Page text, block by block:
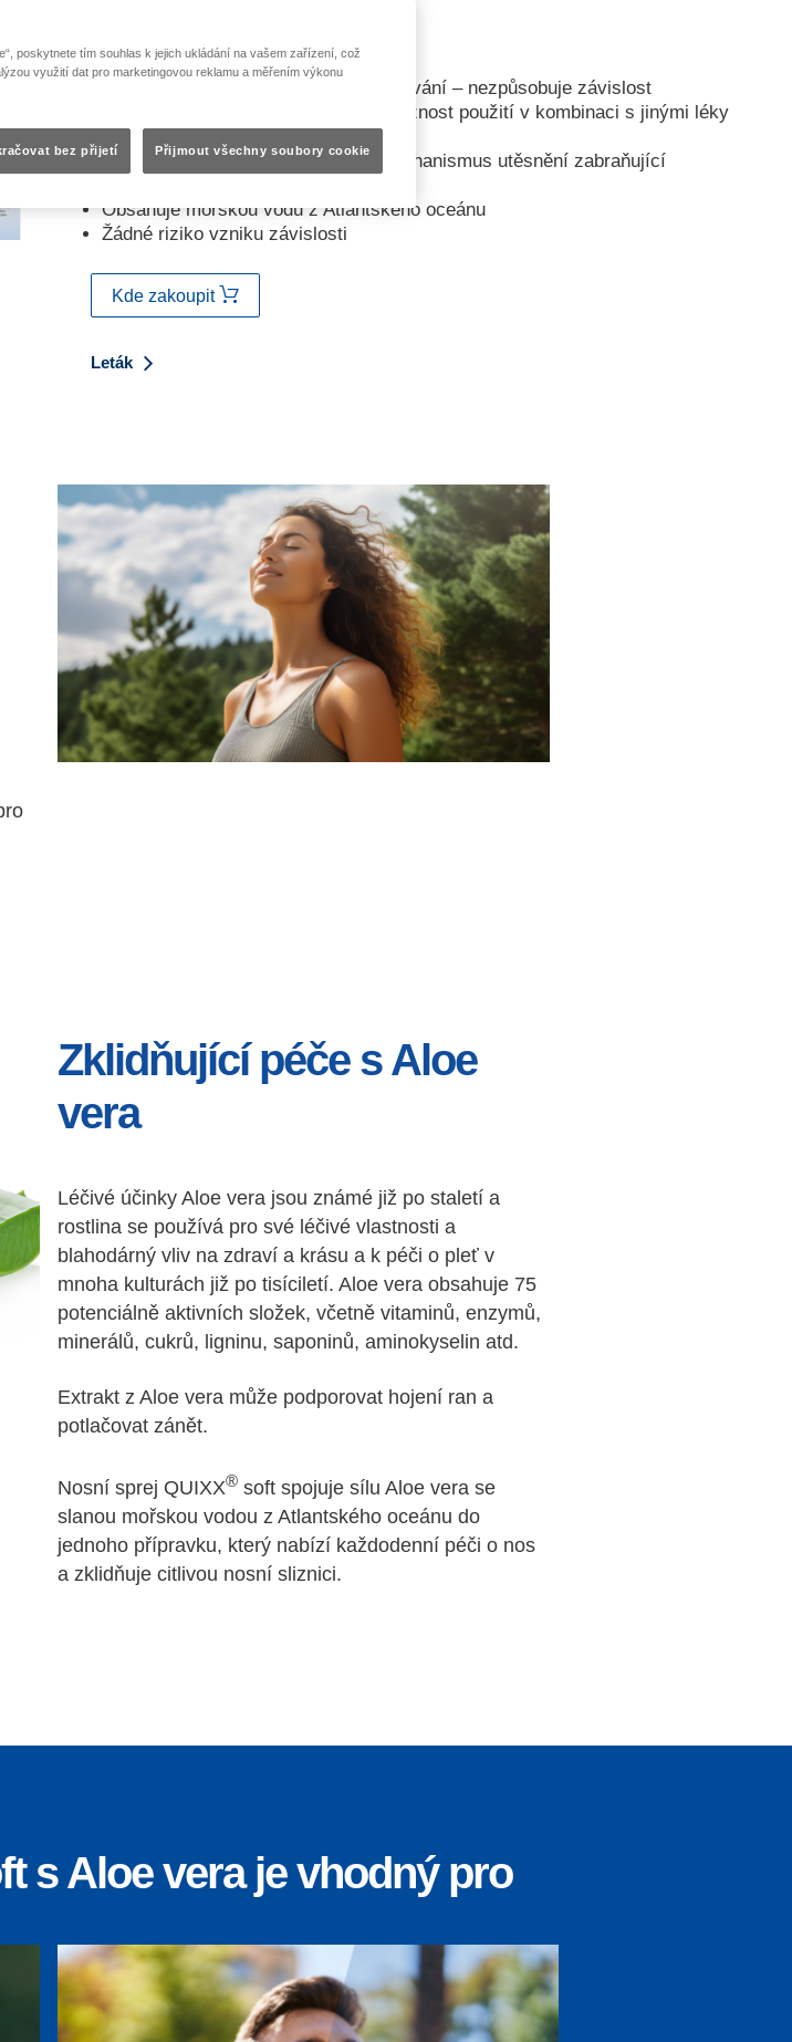
Žádná omezení pro dlouhodobé používání – nezpůsobuje závislost
Nejsou známy lékové interakce – možnost použití v kombinaci s jinými léky
Zabudovaný antibakteriální filtr a mechanismus utěsnění zabraňující
Obsahuje mořskou vodu z Atlantského oceánu
Žádné riziko vzniku závislosti
Kde zakoupit
Leták
Zklidňující péče s Aloe
vera
Léčivé účinky Aloe vera jsou známé již po staletí a
rostlina se používá pro své léčivé vlastnosti a
blahodárný vliv na zdraví a krásu a k péči o pleť v
mnoha kulturách již po tisíciletí. Aloe vera obsahuje 75
potenciálně aktivních složek, včetně vitaminů, enzymů,
minerálů, cukrů, ligninu, saponinů, aminokyselin atd.
Extrakt z Aloe vera může podporovat hojení ran a
potlačovat zánět.
Nosní sprej QUIXX® soft spojuje sílu Aloe vera se
slanou mořskou vodou z Atlantského oceánu do
jednoho přípravku, který nabízí každodenní péči o nos
a zklidňuje citlivou nosní sliznici.
s Aloe vera je vhodný pro
poskytnete tím souhlas k jejich ukládání na vašem zařízení, což
využití dat pro marketingovou reklamu a měřením výkonu
bez přijetí Přijmout všechny soubory cookie